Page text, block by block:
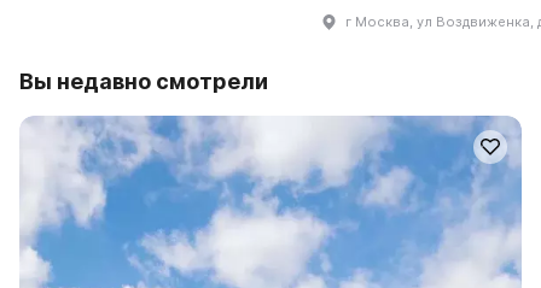
г Москва, ул Воздвиженка,
Вы недавно смотрели